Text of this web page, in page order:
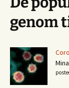
genom